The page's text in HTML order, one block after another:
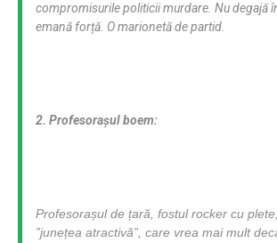
compromisurile politicii murdare. Nu degajă
emană forță. O marionetă de partid.
2. Profesorașul boem:
Profesorașul de țară, fostul rocker cu
”junețea atractivă”, care vrea mai mult